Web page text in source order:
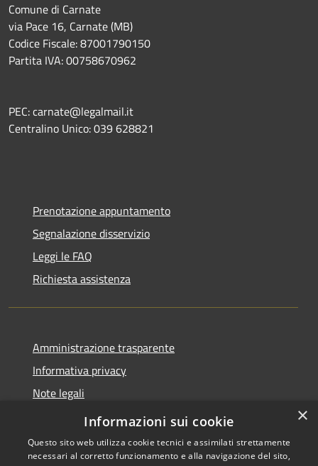
Comune di Carnate
via Pace 16, Carnate (MB)
Codice Fiscale: 87001790150
Partita IVA: 00758670962
PEC: carnate@legalmail.it
Centralino Unico: 039 628821
Prenotazione appuntamento
Segnalazione disservizio
Leggi le FAQ
Richiesta assistenza
Amministrazione trasparente
Informativa privacy
Note legali
Dichiarazione di accessibilità
×
Informazioni sui cookie
Questo sito web utilizza cookie tecnici e assimilati strettamente
necessari al corretto funzionamento e alla navigazione del sito,